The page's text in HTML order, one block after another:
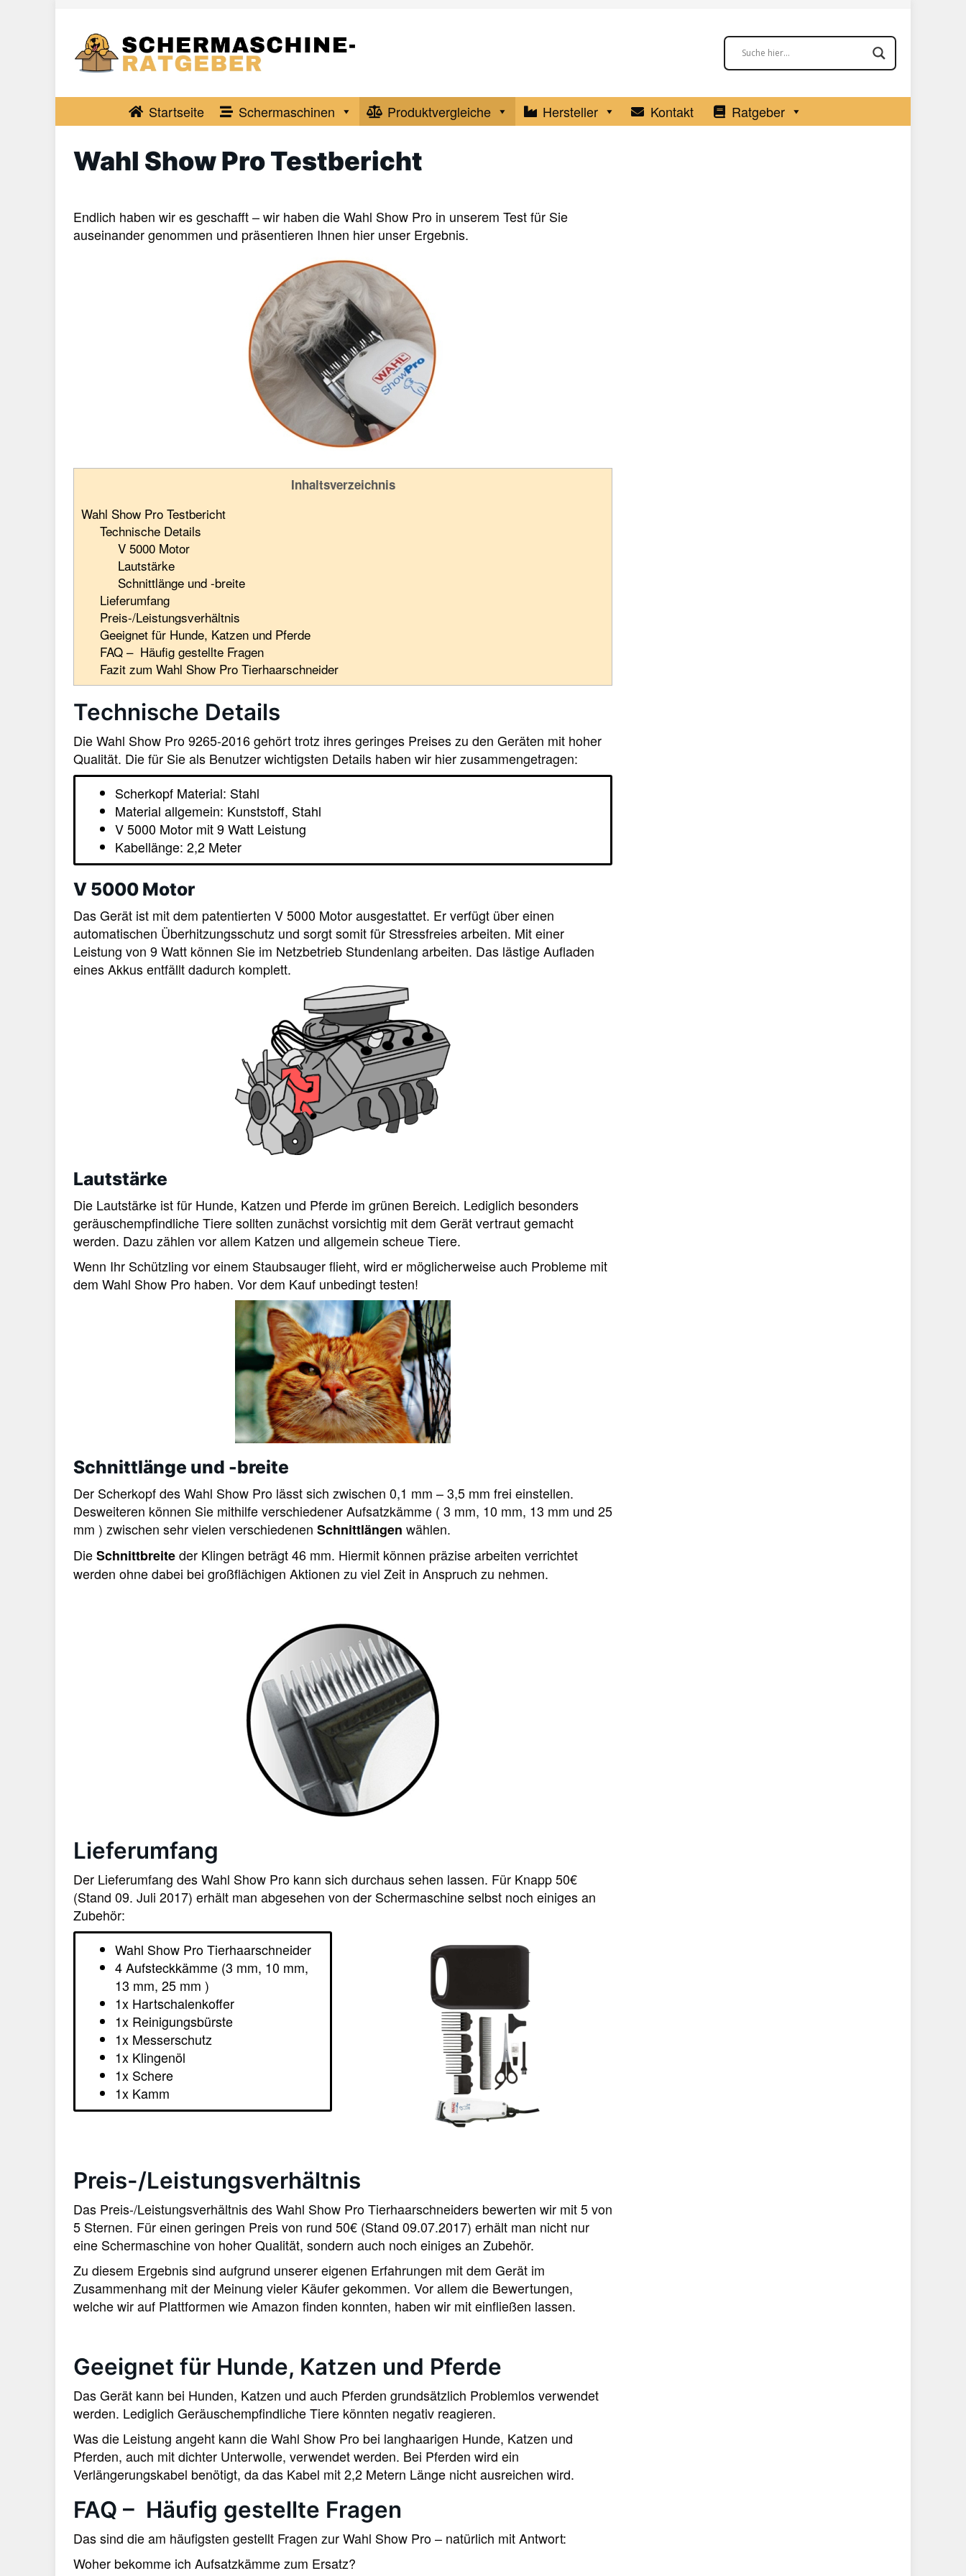
Startseite Schermaschinen Produktvergleiche Hersteller Kontakt Ratgeber
Wahl Show Pro Testbericht
Endlich haben wir es geschafft – wir haben die Wahl Show Pro in unserem Test für Sie
auseinander genommen und präsentieren Ihnen hier unser Ergebnis.
Inhaltsverzeichnis
Wahl Show Pro Testbericht
Technische Details
V 5000 Motor
Lautstärke
Schnittlänge und -breite
Lieferumfang
Preis-/Leistungsverhältnis
Geeignet für Hunde, Katzen und Pferde
FAQ – Häufig gestellte Fragen
Fazit zum Wahl Show Pro Tierhaarschneider
Technische Details
Die Wahl Show Pro 9265-2016 gehört trotz ihres geringes Preises zu den Geräten mit hoher
Qualität. Die für Sie als Benutzer wichtigsten Details haben wir hier zusammengetragen:
Scherkopf Material: Stahl
Material allgemein: Kunststoff, Stahl
V 5000 Motor mit 9 Watt Leistung
Kabellänge: 2,2 Meter
V 5000 Motor
Das Gerät ist mit dem patentierten V 5000 Motor ausgestattet. Er verfügt über einen
automatischen Überhitzungsschutz und sorgt somit für Stressfreies arbeiten. Mit einer
Leistung von 9 Watt können Sie im Netzbetrieb Stundenlang arbeiten. Das lästige Aufladen
eines Akkus entfällt dadurch komplett.
Lautstärke
Die Lautstärke ist für Hunde, Katzen und Pferde im grünen Bereich. Lediglich besonders
geräuschempfindliche Tiere sollten zunächst vorsichtig mit dem Gerät vertraut gemacht
werden. Dazu zählen vor allem Katzen und allgemein scheue Tiere.
Wenn Ihr Schützling vor einem Staubsauger flieht, wird er möglicherweise auch Probleme mit
dem Wahl Show Pro haben. Vor dem Kauf unbedingt testen!
Schnittlänge und -breite
Der Scherkopf des Wahl Show Pro lässt sich zwischen 0,1 mm – 3,5 mm frei einstellen.
Desweiteren können Sie mithilfe verschiedener Aufsatzkämme ( 3 mm, 10 mm, 13 mm und 25
mm ) zwischen sehr vielen verschiedenen Schnittlängen wählen.
DieSchnittbreiteder Klingen beträgt 46 mm. Hiermit können präzise arbeiten verrichtet
werden ohne dabei bei großflächigen Aktionen zu viel Zeit in Anspruch zu nehmen.
Lieferumfang
Der Lieferumfang des Wahl Show Pro kann sich durchaus sehen lassen. Für Knapp 50€
(Stand 09. Juli 2017) erhält man abgesehen von der Schermaschine selbst noch einiges an
Zubehör:
Wahl Show Pro Tierhaarschneider
4 Aufsteckkämme (3 mm, 10 mm,
13 mm, 25 mm )
1x Hartschalenkoffer
1x Reinigungsbürste
1x Messerschutz
1x Klingenöl
1x Schere
1x Kamm
Preis-/Leistungsverhältnis
Das Preis-/Leistungsverhältnis des Wahl Show Pro Tierhaarschneiders bewerten wir mit 5 von
5 Sternen. Für einen geringen Preis von rund 50€ (Stand 09.07.2017) erhält man nicht nur
eine Schermaschine von hoher Qualität, sondern auch noch einiges an Zubehör.
Zu diesem Ergebnis sind aufgrund unserer eigenen Erfahrungen mit dem Gerät im
Zusammenhang mit der Meinung vieler Käufer gekommen. Vor allem die Bewertungen,
welche wir auf Plattformen wie Amazon finden konnten, haben wir mit einfließen lassen.
Geeignet für Hunde, Katzen und Pferde
Das Gerät kann bei Hunden, Katzen und auch Pferden grundsätzlich Problemlos verwendet
werden. Lediglich Geräuschempfindliche Tiere könnten negativ reagieren.
Was die Leistung angeht kann die Wahl Show Pro bei langhaarigen Hunde, Katzen und
Pferden, auch mit dichter Unterwolle, verwendet werden. Bei Pferden wird ein
Verlängerungskabel benötigt, da das Kabel mit 2,2 Metern Länge nicht ausreichen wird.
FAQ – Häufig gestellte Fragen
Das sind die am häufigsten gestellt Fragen zur Wahl Show Pro – natürlich mit Antwort:
Woher bekomme ich Aufsatzkämme zum Ersatz?